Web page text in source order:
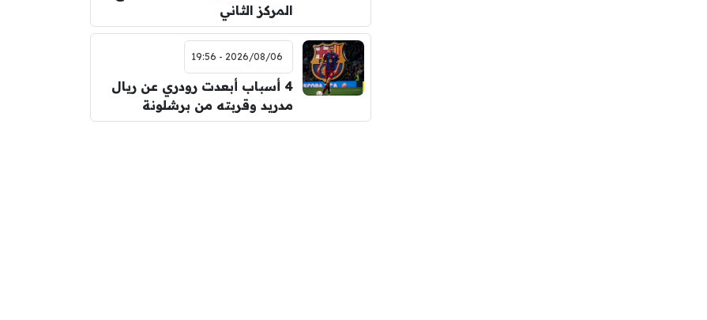
المركز الثاني
2026/08/06 - 19:56
4 أسباب أبعدت رودري عن ريال
مدريد وقربته من برشلونة